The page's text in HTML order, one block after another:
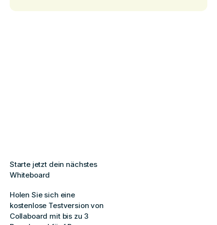
Starte jetzt dein nächstes
Whiteboard
Holen Sie sich eine
kostenlose Testversion von
Collaboard mit bis zu 3